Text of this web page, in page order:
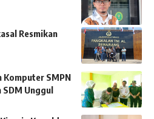
Resmikan
Komputer SMPN
Unggul